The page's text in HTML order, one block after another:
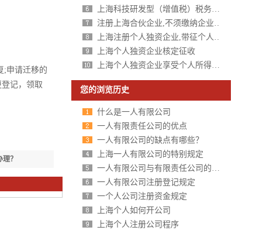
;申请迁移的
记，领取
？
上海科技研发型（增值税）税务筹划方案
注册上海合伙企业,不须缴纳企业所得税,个人所得税核定征收
上海注册个人独资企业,带征个人所得税,财政税收返还扶持40%-50%
上海个人独资企业核定征收
上海个人独资企业享受个人所得税核定征收
您的浏览历史
什么是一人有限公司
一人有限责任公司的优点
一人有限公司的缺点有哪些？
上海一人有限公司的特别规定
一人有限公司与有限责任公司的区别分析
一人有限公司注册登记规定
一个人公司注册资金规定
上海个人如何开公司
上海个人注册公司程序